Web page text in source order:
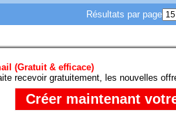
Résultats par page
(Gratuit & efficace)
recevoir gratuitement, les nouvelles